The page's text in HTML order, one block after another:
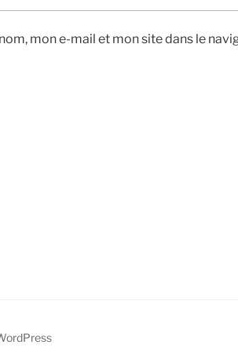
mon e-mail et mon site dans le